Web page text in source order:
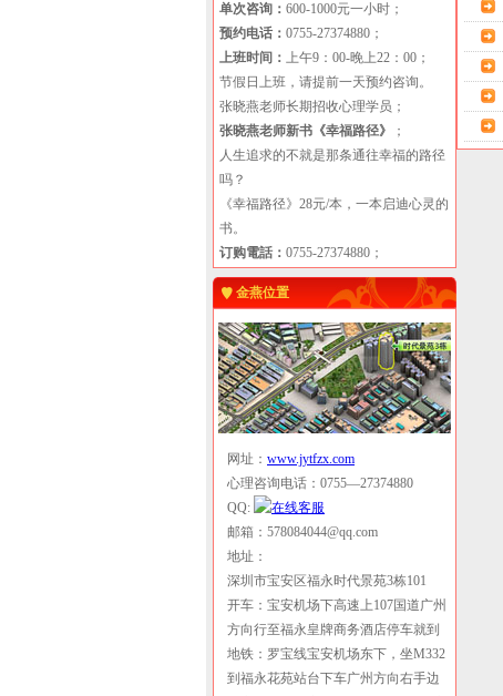
单次咨询： 600-1000元一小时；
预约电话： 0755-27374880；
上班时间： 上午9：00-晚上22：00；
节假日上班，请提前一天预约咨询。
张晓燕老师长期招收心理学员；
张晓燕老师新书《幸福路径》
；
人生追求的不就是那条通往幸福的路径
吗？
《幸福路径》28元/本，一本启迪心灵的
书。
订购電話： 0755-27374880；
金燕位置
网址： www.jytfzx.com
心理咨询电话：0755—27374880
QQ:
邮箱：578084044@qq.com
地址：
深圳市宝安区福永时代景苑3栋101
开车：宝安机场下高速上107国道广州
方向行至福永皇牌商务酒店停车就到
地铁：罗宝线宝安机场东下，坐M332
到福永花苑站台下车广州方向右手边